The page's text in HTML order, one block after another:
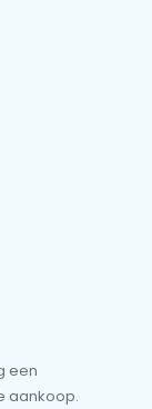
een
aankoop.